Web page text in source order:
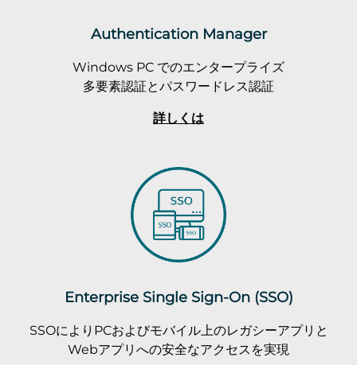
Authentication Manager
Windows PC でのエンタープライズ
多要素認証とパスワードレス認証
詳しくは
Enterprise Single Sign-On (SSO)
SSOによりPCおよびモバイル上のレガシーアプリと
Webアプリへの安全なアクセスを実現